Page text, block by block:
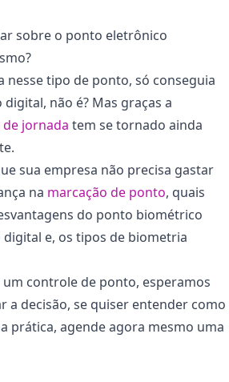
sobre o ponto eletrônico
nesse tipo de ponto, só conseguia
não é? Mas graças a
jornada tem se tornado ainda
sua empresa não precisa gastar
na marcação de ponto, quais
do ponto biométrico
e, os tipos de biometria
um controle de ponto, esperamos
a decisão, se quiser entender como
prática, agende agora mesmo uma